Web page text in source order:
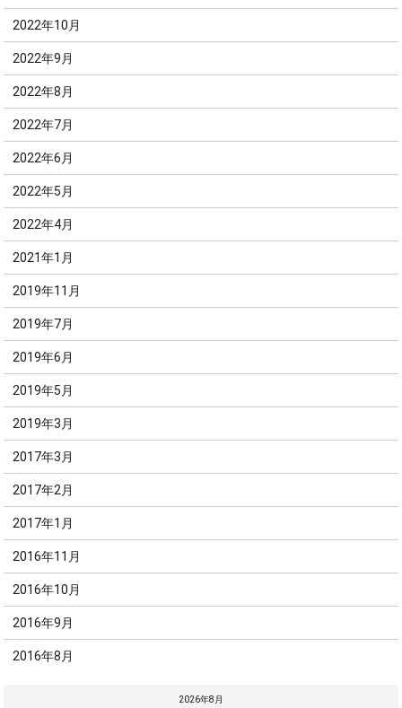
2022年10月
2022年9月
2022年8月
2022年7月
2022年6月
2022年5月
2022年4月
2021年1月
2019年11月
2019年7月
2019年6月
2019年5月
2019年3月
2017年3月
2017年2月
2017年1月
2016年11月
2016年10月
2016年9月
2016年8月
2026年8月